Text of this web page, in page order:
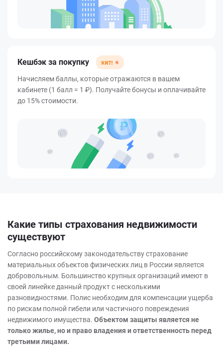
Кешбэк за покупку
Начисляем баллы, которые отражаются в вашем
кабинете (1 балл = 1 ₽). Получайте бонусы и оплачивайте
до 15% стоимости.
Какие типы страхования недвижимости
существуют
Согласно российскому законодательству страхование
материальных объектов физических лиц в России является
добровольным. Большинство крупных организаций имеют в
своей линейке данный продукт с несколькими
разновидностями. Полис необходим для компенсации ущерба
по рискам полной гибели или частичного повреждения
недвижимого имущества. Объектом защиты является не
только жилье, но и право владения и ответственность перед
третьими лицами.